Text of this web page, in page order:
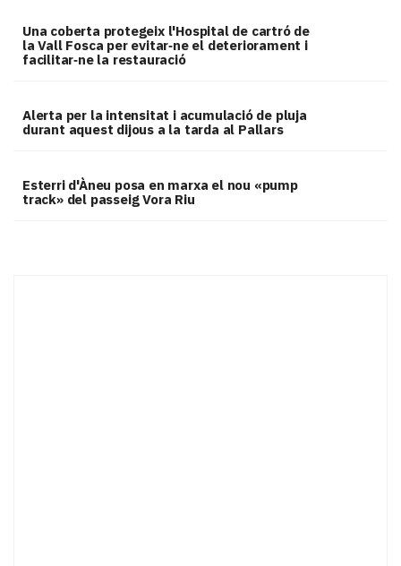
Una coberta protegeix l'Hospital de cartró de
la Vall Fosca per evitar‑ne el deteriorament i
facilitar‑ne la restauració
Alerta per la intensitat i acumulació de pluja
durant aquest dijous a la tarda al Pallars
Esterri d'Àneu posa en marxa el nou «pump
track» del passeig Vora Riu